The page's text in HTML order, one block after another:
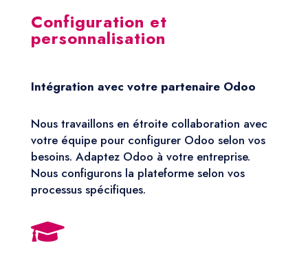
Configuration et
personnalisation
Intégration avec votre partenaire Odoo
Nous travaillons en étroite collaboration avec
votre équipe pour configurer Odoo selon vos
besoins. Adaptez Odoo à votre entreprise.
Nous configurons la plateforme selon vos
processus spécifiques.
